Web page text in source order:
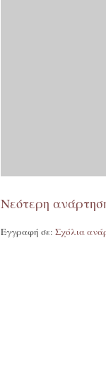
Νεότερη
Εγγραφή σε: Σχόλια